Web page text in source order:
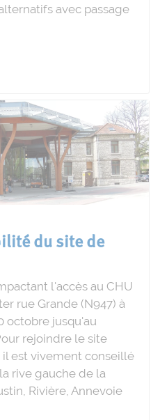
avec passage
du site de
l'accès au CHU
rue Grande (N947) à
octobre jusqu'au
rejoindre le site
est vivement conseillé
rive gauche de la
Rivière, Annevoie